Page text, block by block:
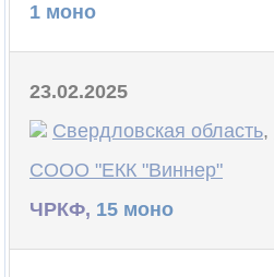
1 моно
23.02.2025
Свердловская область,
СООО "ЕКК "Виннер"
ЧРКФ, 15 моно